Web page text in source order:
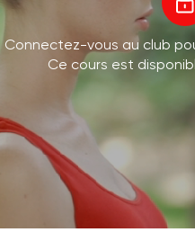
Connectez-vous au club
Ce cours est